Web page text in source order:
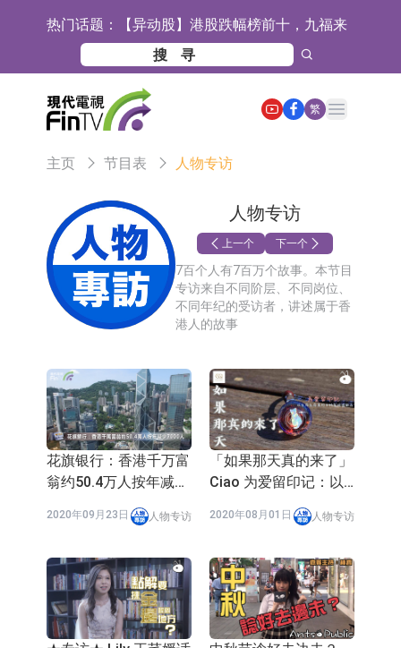
热门话题： 【异动股】港股跌幅榜前十，九福来
(08611.HK)跌21.43%，天瑞汽车内饰
(06162.HK)跌18.44%
【异动股】港股涨幅榜前十，佳明集
团控股(01271.HK)涨+78.22%，拿森
科技(02261.HK)涨+64.11%
斯迪克：公司为国内折叠屏核心功能
材料供应商
恒瑞医药：公司已在中国获批上市26
款1类创新药、6款2类新药
聚辰股份：公司VPD芯片已顺利通过
目标客户的测试认证
上期所：7月份对11个实际控制关系
账户组采取限制开仓的监管措施
特发服务：成功中标哔哩哔哩上海滨
江总部物业服务项目
亚太股份：公司是零跑汽车和
Stellantis集团的供应商
理工雷科面向边缘AI场景推出"山
CPU与GPU构建
博腾股份(300363.CN)涨20.02%
日韩股市收盘双双下跌
依米康：海外交付以东南亚、中东市
场为主 并已取得欧美相关认证
上交所：财通多策略福鑫定期开放灵
活配置混合型发起式证券投资基金临
时停牌
上交所：景顺长城全球半导体芯片产
业股票型证券投资基金临时停牌
【异动股】港股跌幅榜前十，卡森国
际(00496.HK)跌22.40%，九福来
(08611.HK)跌21.01%
【异动股】港股涨幅榜前十，拿森科
技(02261.HK)涨+75.05%，辰兴发展
(02286.HK)涨+64.91%
神火股份：新疆神火铝水转化率已
100%
【异动股】焦炭Ⅲ板块下挫，陕西黑
繁
Open main menu
主页 节目表 人物专访
人物专访
上一个 下一个
7百个人有7百万个故事。本节目
专访来自不同阶层、不同岗位、
不同年纪的受访者，讲述属于香
港人的故事
花旗银行：香港千万富
翁约50.4万人按年减少
2020年09月23日 人物专访
「如果那天真的来了」
Ciao 为爱留印记：以
生命素材特制玻璃饰品
2020年08月01日 人物专访